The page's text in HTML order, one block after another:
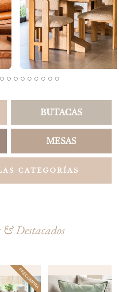
BUTACAS
MESAS
CATEGORÍAS
& Destacados